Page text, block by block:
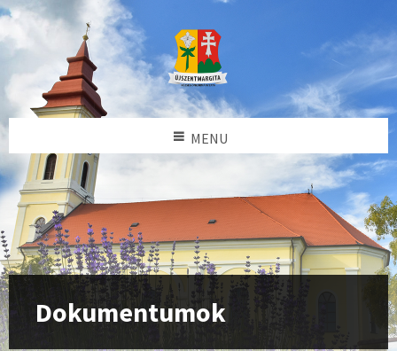
MENU
Dokumentumok